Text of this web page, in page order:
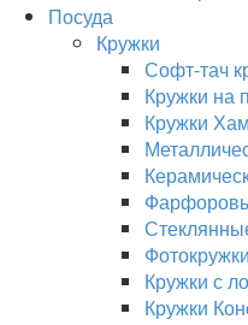
Посуда
Кружки
Софт-тач
Кружки на
Кружки
Кружки с
Кружки